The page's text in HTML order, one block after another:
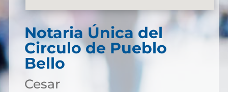
Notaria Única del
Circulo de Pueblo
Bello
Cesar